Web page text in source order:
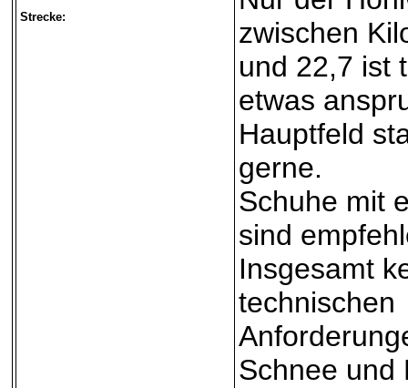
Strecke:
zwischen
und 22,7 ist
etwas
Hauptfeld
gerne.
Schuhe mit
sind
Insgesamt
technischen
Schnee und